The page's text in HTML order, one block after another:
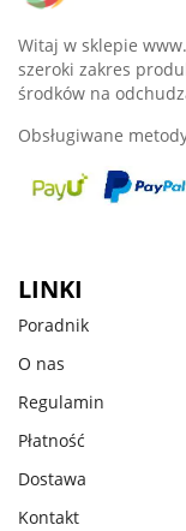
Witaj w sklepie
szeroki zakres
środków na
Obsługiwane
LINKI
Poradnik
O nas
Regulamin
Płatność
Dostawa
Kontakt